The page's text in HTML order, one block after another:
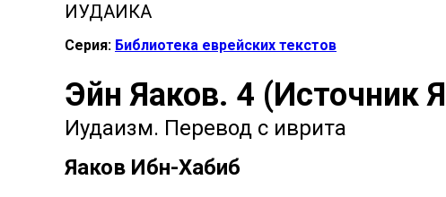
ИУДАИКА
Серия: Библиотека еврейских текстов
Эйн Яаков. 4 (Источник
Иудаизм. Перевод с иврита
Яаков Ибн-Хабиб